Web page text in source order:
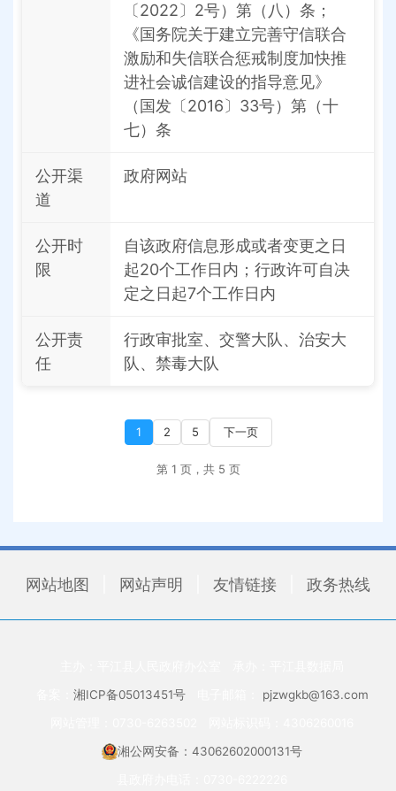
〔2022〕2号）第（八）条；
《国务院关于建立完善守信联合
激励和失信联合惩戒制度加快推
进社会诚信建设的指导意见》
（国发〔2016〕33号）第（十
七）条
公开渠
道
政府网站
公开时
限
自该政府信息形成或者变更之日
起20个工作日内；行政许可自决
定之日起7个工作日内
公开责
任
行政审批室、交警大队、治安大
队、禁毒大队
1 2 5 下一页
第 1 页，共 5 页
网站地图 网站声明 友情链接 政务热线
湘ICP备05013451号
pjzwgkb@163.com
湘公网安备：43062602000131号